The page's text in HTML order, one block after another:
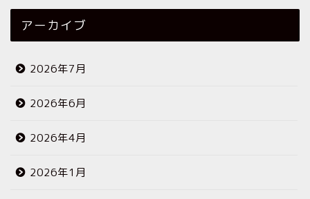
アーカイブ
2026年7月
2026年6月
2026年4月
2026年1月